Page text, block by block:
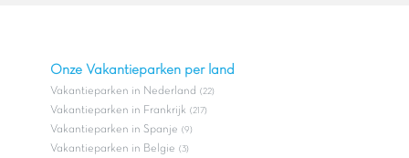
Onze Vakantieparken per land
Vakantieparken in Nederland (22)
Vakantieparken in Frankrijk (217)
Vakantieparken in Spanje (9)
Vakantieparken in Belgie (3)